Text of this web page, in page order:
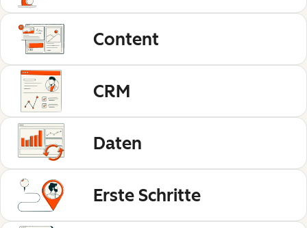
Content
CRM
Daten
Erste Schritte